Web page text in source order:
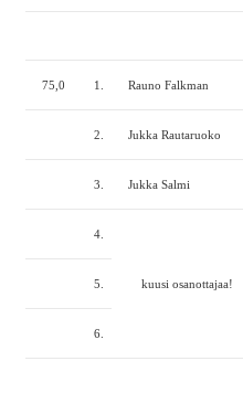
75,0 1. Rauno Falkman
2. Jukka Rautaruoko
3. Jukka Salmi
4.
kuusi osanottajaa!
5.
6.